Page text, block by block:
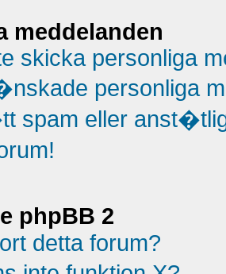
meddelanden
skicka personliga
personliga
spam eller
phpBB 2
detta forum?